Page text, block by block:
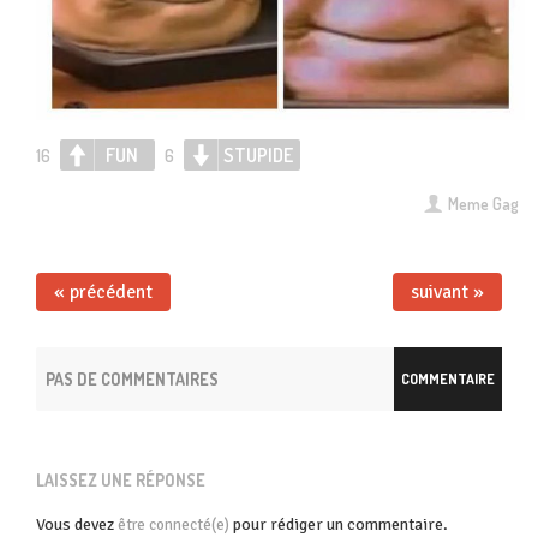
Meme Gag
16 FUN 6 STUPIDE
« précédent suivant »
COMMENTAIRE
PAS DE COMMENTAIRES
LAISSEZ UNE RÉPONSE
Vous devez être connecté(e) pour rédiger un commentaire.